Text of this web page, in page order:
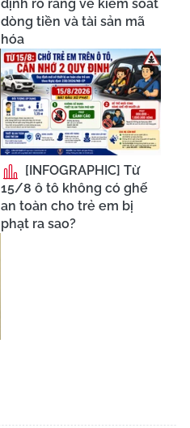
định rõ ràng về kiểm soát
dòng tiền và tài sản mã
hóa
[INFOGRAPHIC] Từ
15/8 ô tô không có ghế
an toàn cho trẻ em bị
phạt ra sao?